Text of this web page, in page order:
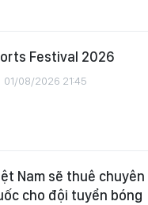
Festival 2026
01/08/2026 21:45
Nam sẽ thuê chuyên
cho đội tuyển bóng